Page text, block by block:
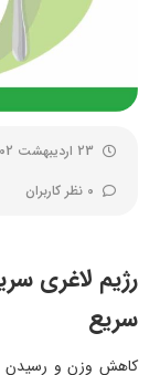
23 اردیبهشت 1402
0 نظر کاربران
رژیم لاغری
سریع
کاهش وزن و رسیدن